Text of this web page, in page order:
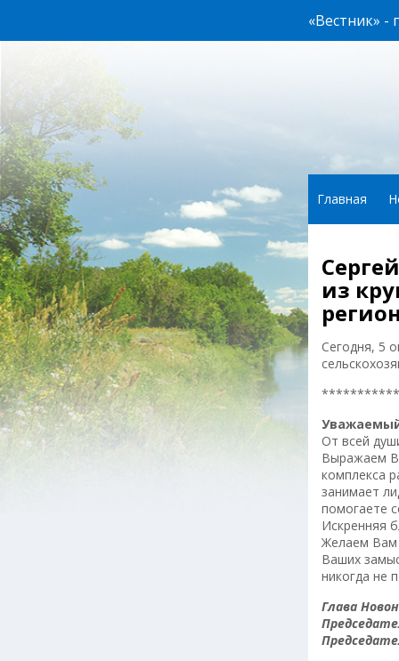
«Вестник» -
Главная
из
Сегодня, 5
От всей
Выражаем
комплекса
занимает
помогаете
Искренняя
Желаем Вам
Ваших
никогда не
Глава